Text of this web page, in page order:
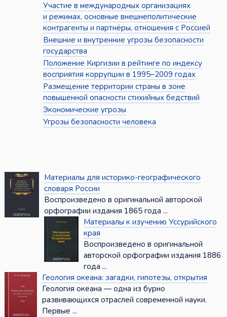
Участие в международных организациях
и режимах, основные внешнеполитические
контрагенты и партнёры, отношения с Россией
Внешние и внутренние угрозы безопасности
государства
Положение Киргизии в рейтинге по индексу
восприятия коррупции в 1995–2009 годах
Размещение территории страны в зоне
повышенной опасности стихийных бедствий
Экономические угрозы
Угрозы безопасности человека
Материалы для историко-географического
словаря России
Воспроизведено в оригинальной авторской
орфографии издания 1865 года ...
Материалы к изучению Уссурийского
края
Воспроизведено в оригинальной
авторской орфографии издания 1886
года ...
Геология океана: загадки, гипотезы, открытия
Геология океана — одна из бурно
развивающихся отраслей современной науки.
Первые ...